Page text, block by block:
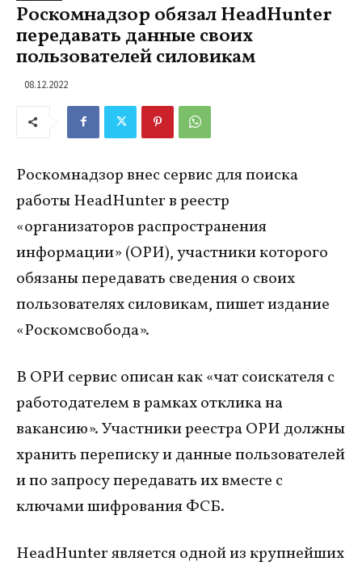
Роскомнадзор обязал HeadHunter
передавать данные своих
пользователей силовикам
08.12.2022
Роскомнадзор внес сервис для поиска
работы HeadHunter в реестр
«организаторов распространения
информации» (ОРИ), участники которого
обязаны передавать сведения о своих
пользователях силовикам, пишет издание
«Роскомсвобода».
В ОРИ сервис описан как «чат соискателя с
работодателем в рамках отклика на
вакансию». Участники реестра ОРИ должны
хранить переписку и данные пользователей
и по запросу передавать их вместе с
ключами шифрования ФСБ.
HeadHunter является одной из крупнейших